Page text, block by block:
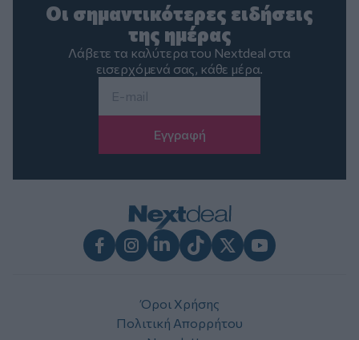
Οι σημαντικότερες ειδήσεις
της ημέρας
Λάβετε τα καλύτερα του Nextdeal στα
εισερχόμενά σας, κάθε μέρα.
Όροι Χρήσης
Πολιτική Απορρήτου